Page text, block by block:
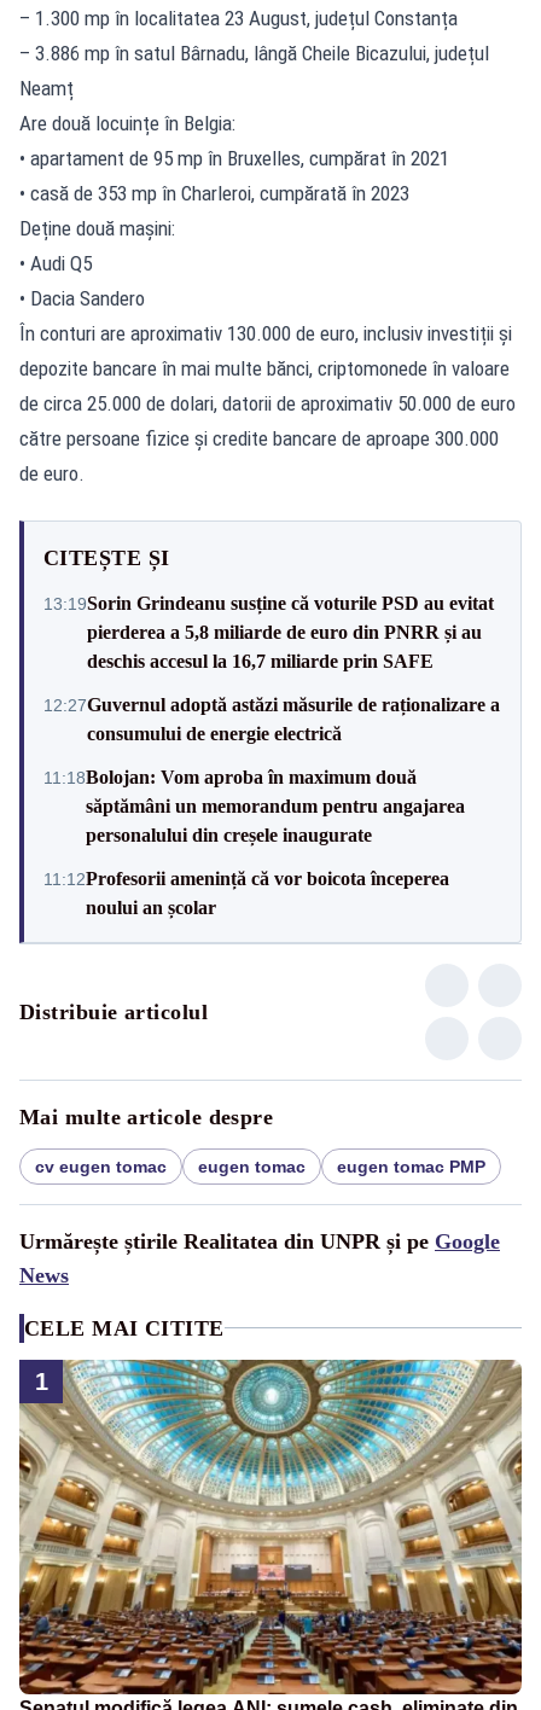
– 1.300 mp în localitatea 23 August, județul Constanța
– 3.886 mp în satul Bârnadu, lângă Cheile Bicazului, județul
Neamț
Are două locuințe în Belgia:
• apartament de 95 mp în Bruxelles, cumpărat în 2021
• casă de 353 mp în Charleroi, cumpărată în 2023
Deține două mașini:
• Audi Q5
• Dacia Sandero
În conturi are aproximativ 130.000 de euro, inclusiv investiții și
depozite bancare în mai multe bănci, criptomonede în valoare
de circa 25.000 de dolari, datorii de aproximativ 50.000 de euro
către persoane fizice și credite bancare de aproape 300.000
de euro.
CITEȘTE ȘI
13:19Sorin Grindeanu susține că voturile PSD au evitat
pierderea a 5,8 miliarde de euro din PNRR și au
deschis accesul la 16,7 miliarde prin SAFE
12:27Guvernul adoptă astăzi măsurile de raționalizare a
consumului de energie electrică
11:18Bolojan: Vom aproba în maximum două
săptămâni un memorandum pentru angajarea
personalului din creșele inaugurate
11:12Profesorii amenință că vor boicota începerea
noului an școlar
Distribuie articolul
Mai multe articole despre
cv eugen tomac eugen tomac eugen tomac PMP
Urmărește știrile Realitatea din UNPR și pe Google
News
CELE MAI CITITE
1